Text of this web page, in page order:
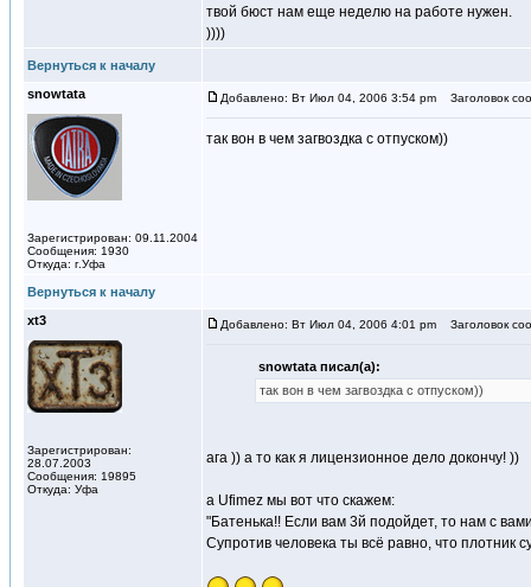
твой бюст нам еще неделю на работе нужен.
))))
Вернуться к началу
snowtata
Зарегистрирован: 09.11.2004
Сообщения: 1930
Откуда: г.Уфа
Добавлено: Вт Июл 04, 2006 3:54 pm Заголовок
так вон в чем загвоздка с отпуском))
Вернуться к началу
xt3
Зарегистрирован:
28.07.2003
Сообщения: 19895
Откуда: Уфа
Добавлено: Вт Июл 04, 2006 4:01 pm Заголовок
snowtata писал(а):
так вон в чем загвоздка с отпуском))
ага )) а то как я лицензионное дело докончу! ))
а Ufimez мы вот что скажем:
"Батенька!! Если вам 3й подойдет, то нам с
Супротив человека ты всё равно, что плотник